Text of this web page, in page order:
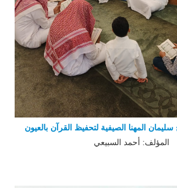
المهنا الصيفية لتحفيظ القرآن بالعيون
المؤلف: أحمد السبيعي